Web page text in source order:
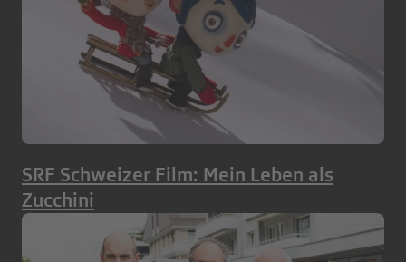
SRF Schweizer Film: Mein Leben als
Zucchini